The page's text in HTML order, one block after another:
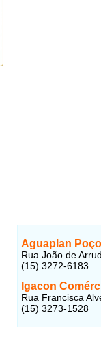
Aguaplan
Rua João de
(15) 3272-6183
Igacon
Rua Francisca
(15) 3273-1528